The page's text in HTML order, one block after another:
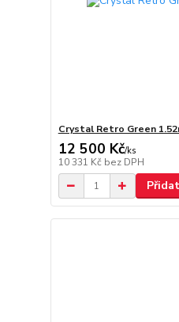
Crystal Retro Green
12 500 Kč/ks
10 331 Kč bez DPH